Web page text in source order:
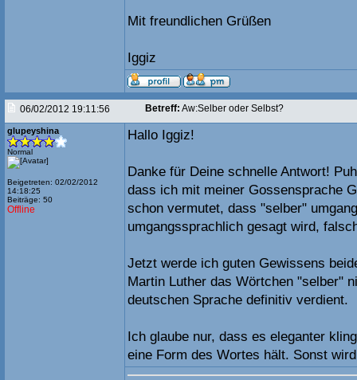
Mit freundlichen Grüßen
Iggiz
06/02/2012 19:11:56 Betreff: Aw:Selber oder Selbst?
glupeyshina
Normal
Beigetreten: 02/02/2012
14:18:25
Beiträge: 50
Offline
Hallo Iggiz!
Danke für Deine schnelle Antwort!
dass ich mit meiner Gossensprache
schon vermutet, dass "selber"
umgangssprachlich gesagt wird,
Jetzt werde ich guten Gewissens
Martin Luther das Wörtchen "selber"
deutschen Sprache definitiv verdient.
Ich glaube nur, dass es eleganter
eine Form des Wortes hält. Sonst